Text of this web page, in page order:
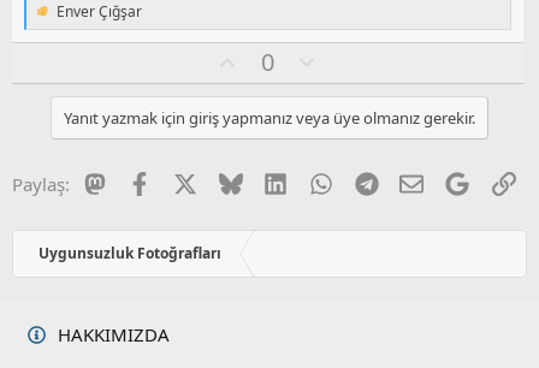
T
e
Enver Çığşar
y
l
a
0
l
u
m
u
z
o
l
Yanıt yazmak için giriş yapmanız veya üye olmanız gerekir.
Paylaş: MastodonFacebook BlueskyLinkedInWhatsAppTelegram
E-postaGoogle
Uygunsuzluk Fotoğrafları
HAKKIMIZDA